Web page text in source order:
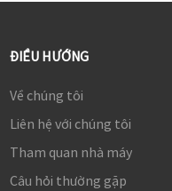
ĐIỀU HƯỚNG
Về chúng tôi
Liên hệ với chúng tôi
Tham quan nhà máy
Câu hỏi thường gặp